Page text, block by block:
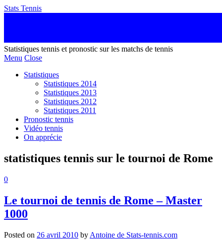
Stats Tennis
Statistiques tennis et pronostic sur les matchs de tennis
Menu Close
Statistiques
Statistiques 2014
Statistiques 2013
Statistiques 2012
Statistiques 2011
Pronostic tennis
Vidéo tennis
On apprécie
statistiques tennis sur le tournoi de Rome
0
Le tournoi de tennis de Rome – Master
1000
Posted on 26 avril 2010 by Antoine de Stats-tennis.com